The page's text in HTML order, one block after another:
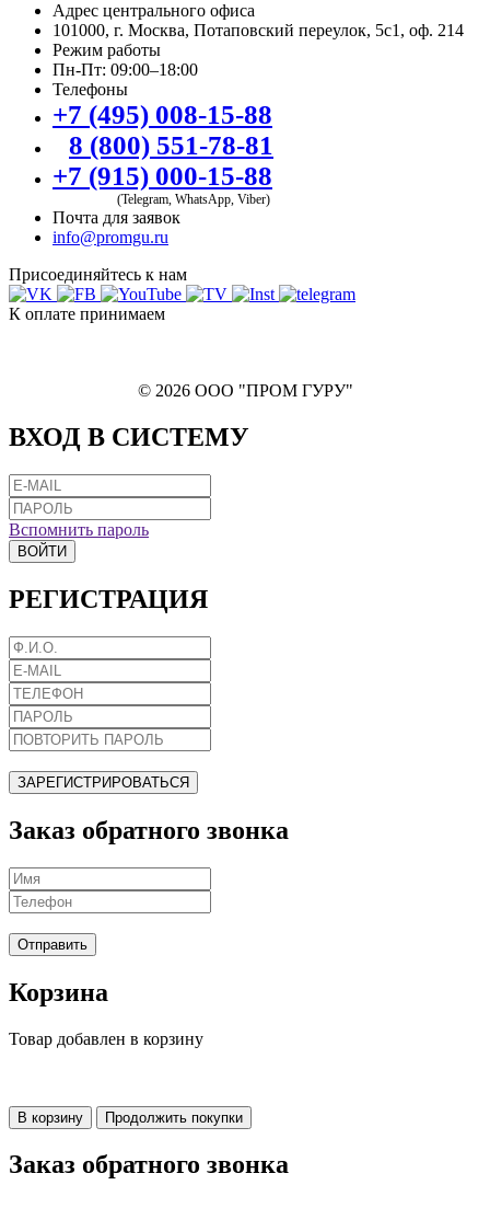
Адрес центрального офиса
101000, г. Москва, Потаповский переулок, 5с1, оф. 214
Режим работы
Пн-Пт: 09:00–18:00
Телефоны
+7 (495) 008-15-88
8 (800) 551-78-81
+7 (915) 000-15-88
(Telegram, WhatsApp, Viber)
Почта для заявок
info@promgu.ru
Присоединяйтесь к нам
К оплате принимаем
© 2026 ООО "ПРОМ ГУРУ"
ВХОД В СИСТЕМУ
Вспомнить пароль
ВОЙТИ
РЕГИСТРАЦИЯ
ЗАРЕГИСТРИРОВАТЬСЯ
Заказ обратного звонка
Отправить
Корзина
Товар добавлен в корзину
В корзину Продолжить покупки
Заказ обратного звонка